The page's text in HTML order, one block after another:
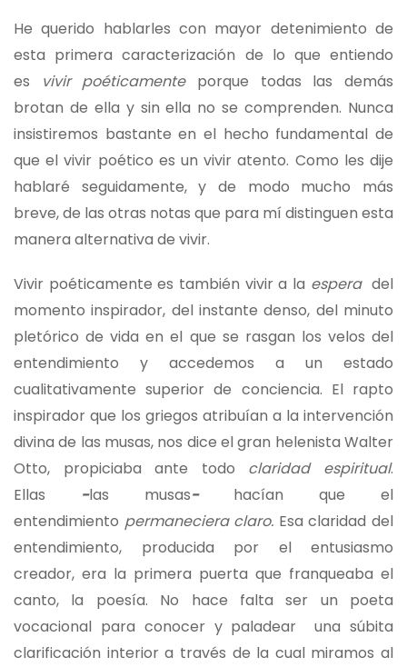
He querido hablarles con mayor detenimiento de
esta primera caracterización de lo que entiendo
es
vivir poéticamenteporque todas las demás
brotan de ella y sin ella no se comprenden. Nunca
insistiremos bastante en el hecho fundamental de
que el vivir poético es un vivir atento. Como les dije
hablaré seguidamente, y de modo mucho más
breve, de las otras notas que para mí distinguen esta
manera alternativa de vivir.
Vivir poéticamente es también vivir a la espera del
momento inspirador, del instante denso, del minuto
pletórico de vida en el que se rasgan los velos del
entendimiento y accedemos a un estado
cualitativamente superior de conciencia. El rapto
inspirador que los griegos atribuían a la intervención
divina de las musas, nos dice el gran helenista Walter
Otto, propiciaba ante todo claridad espiritual.
Ellas −las musas−hacían que el
entendimiento permaneciera claro. Esa claridad del
entendimiento, producida por el entusiasmo
creador, era la primera puerta que franqueaba el
canto, la poesía. No hace falta ser un poeta
vocacional para conocer y paladear una súbita
clarificación interior a través de la cual miramos al